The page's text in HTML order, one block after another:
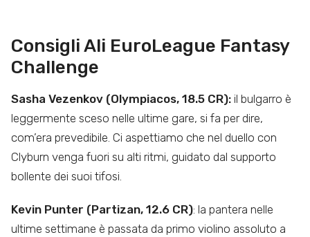
Consigli Ali EuroLeague Fantasy
Challenge
Sasha Vezenkov (Olympiacos, 18.5 CR): il bulgarro è
leggermente sceso nelle ultime gare, si fa per dire,
com’era prevedibile. Ci aspettiamo che nel duello con
Clyburn venga fuori su alti ritmi, guidato dal supporto
bollente dei suoi tifosi.
Kevin Punter (Partizan, 12.6 CR): la pantera nelle
ultime settimane è passata da primo violino assoluto a